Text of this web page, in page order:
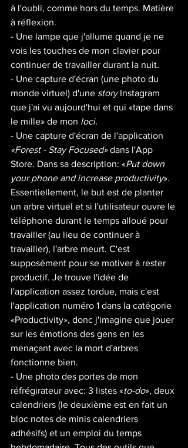
à l'oubli, comme hors du temps. Matière
à réflexion.
- Une lampe que j'allume quand je ne
vois les touches de mon clavier pour
continuer de travailler durant la nuit.
- Une capture d'écran (une photo du
monde virtuel) d'une story Instagram
que j'ai vu aujourd'hui et qui «tape dans
le mille» de mon loci.
- Une capture d'écran de l'application
«Forest - Stay Focused» dans l'App
Store. Dans sa description: «Put down
your phone and increase productivity».
Essentiellement, le but est de planter
un arbre virtuel et si l'utilisateur ouvre le
téléphone durant le temps alloué pour
travailler (au lieu de continuer à
travailler), l'arbre meurt. C'est
supposément pour se motiver à rester
productif. Je trouve l'idée de
l'application assez tordue, mais c'est
l'application numéro 1 dans la catégorie
«Productivity», donc j'imagine que jouer
sur les émotions des gens en les
menaçant avec la mort d'arbres
fonctionne bien.
- Une photo des portes de mon
réfrégirateur avec: 3 listes «to-do», deux
calendriers (le deuxième est en fait un
bloc notes de minis calendriers
adhésifs) et un emploi du temps